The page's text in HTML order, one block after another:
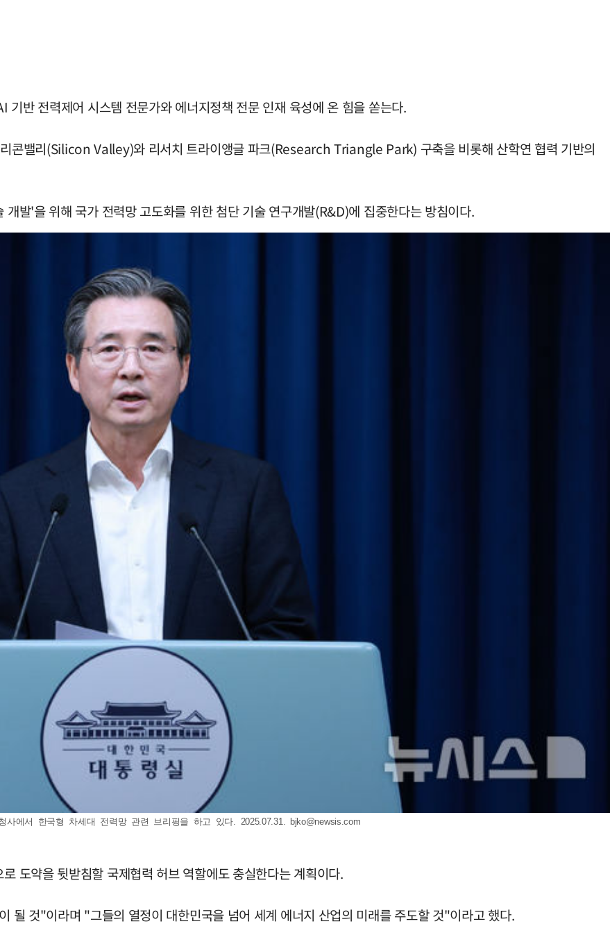
반 전력제어 시스템 전문가와 에너지정책 전문 인재 육성에 온 힘을 쏟는다.
콘밸리(Silicon Valley)와 리서치 트라이앵글 파크(Research Triangle Park) 구축을 비롯해 산학연 협력 기반의
발'을 위해 국가 전력망 고도화를 위한 첨단 기술 연구개발(R&D)에 집중한다는 방침이다.
에서 한국형 차세대 전력망 관련 브리핑을 하고 있다. 2025.07.31. bjko@newsis.com
도약을 뒷받침할 국제협력 허브 역할에도 충실한다는 계획이다.
될 것"이라며 "그들의 열정이 대한민국을 넘어 세계 에너지 산업의 미래를 주도할 것"이라고 했다.